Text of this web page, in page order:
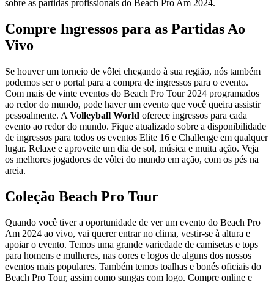
sobre as partidas profissionais do Beach Pro Am 2024.
Compre Ingressos para as Partidas Ao
Vivo
Se houver um torneio de vôlei chegando à sua região, nós também
podemos ser o portal para a compra de ingressos para o evento.
Com mais de vinte eventos do Beach Pro Tour 2024 programados
ao redor do mundo, pode haver um evento que você queira assistir
pessoalmente. A Volleyball World oferece ingressos para cada
evento ao redor do mundo. Fique atualizado sobre a disponibilidade
de ingressos para todos os eventos Elite 16 e Challenge em qualquer
lugar. Relaxe e aproveite um dia de sol, música e muita ação. Veja
os melhores jogadores de vôlei do mundo em ação, com os pés na
areia.
Coleção Beach Pro Tour
Quando você tiver a oportunidade de ver um evento do Beach Pro
Am 2024 ao vivo, vai querer entrar no clima, vestir-se à altura e
apoiar o evento. Temos uma grande variedade de camisetas e tops
para homens e mulheres, nas cores e logos de alguns dos nossos
eventos mais populares. Também temos toalhas e bonés oficiais do
Beach Pro Tour, assim como sungas com logo. Compre online e